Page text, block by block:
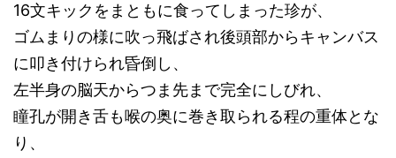
16文キックをまともに食ってしまった珍が、
ゴムまりの様に吹っ飛ばされ後頭部からキャンバス
に叩き付けられ昏倒し、
左半身の脳天からつま先まで完全にしびれ、
瞳孔が開き舌も喉の奥に巻き取られる程の重体とな
り、